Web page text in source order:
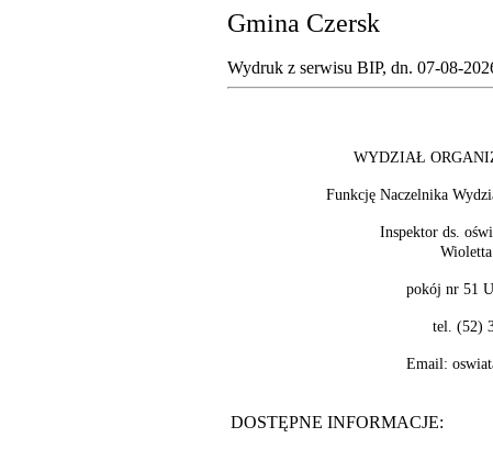
Gmina Czersk
Wydruk z serwisu BIP, dn.07-08-
WYDZIAŁ
Funkcję Naczelnika
Inspektor ds.
pokój nr 51
tel. (52)
Email:
DOSTĘPNE INFORMACJE: